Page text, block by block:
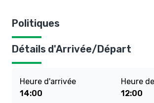
Politiques
Détails d'Arrivée/Départ
Heure d'arrivée
14:00
Heure
12:00